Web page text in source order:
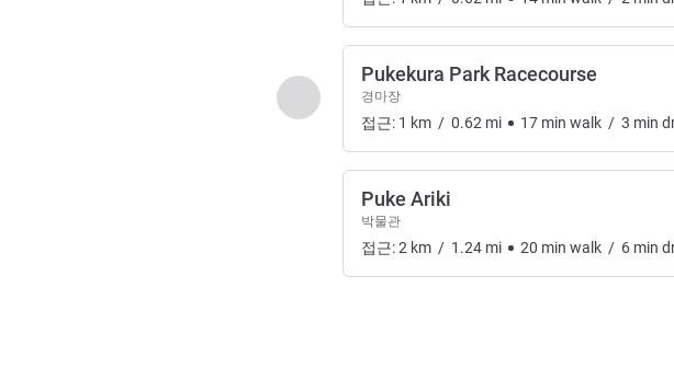
이전 - 예술, 문화, 엔터테인먼트
Pukekura Park Racecourse
경마장
접근: 1 km / 0.62 mi 17 min walk / 3 min
Puke Ariki
박물관
접근:2 km / 1.24 mi 20 min walk / 6 min